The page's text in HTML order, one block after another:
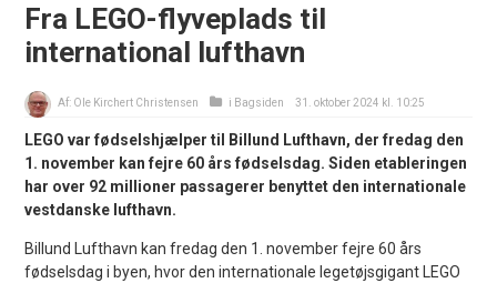
Fra LEGO-flyveplads til
international lufthavn
Af: Ole Kirchert Christensen i Bagsiden 31. oktober 2024 kl. 10:25
LEGO var fødselshjælper til Billund Lufthavn, der fredag den
1. november kan fejre 60 års fødselsdag. Siden etableringen
har over 92 millioner passagerer benyttet den internationale
vestdanske lufthavn.
Billund Lufthavn kan fredag den 1. november fejre 60 års
fødselsdag i byen, hvor den internationale legetøjsgigant LEGO